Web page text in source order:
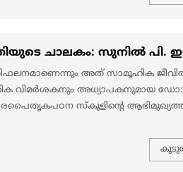
ചാലകം: സുനിൽ പി.
അത് സാമൂഹിക
വിമർശകനും അധ്യാപകനുമായ
സ്കൂളിന്റെ